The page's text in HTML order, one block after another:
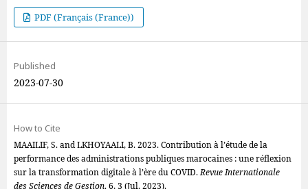
PDF (Français (France))
Published
2023-07-30
How to Cite
MAAILIF, S. and LKHOYAALI, B. 2023. Contribution à l’étude de la
performance des administrations publiques marocaines : une réflexion
sur la transformation digitale à l’ère du COVID.Revue Internationale
des Sciences de Gestion. 6, 3 (Jul. 2023).